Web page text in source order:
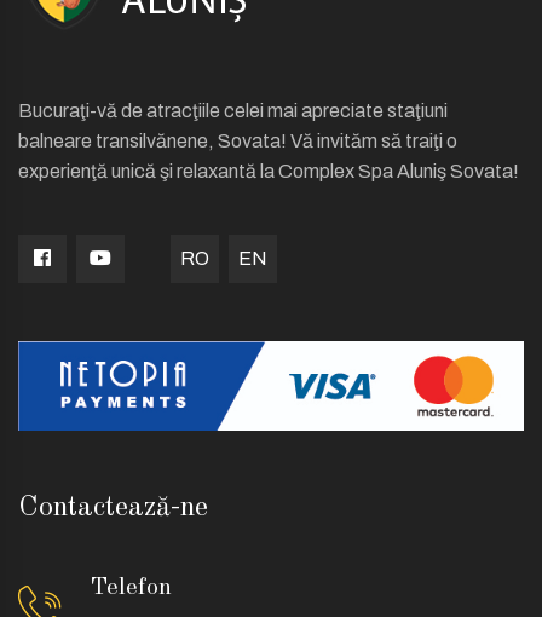
Bucuraţi-vă de atracţiile celei mai apreciate staţiuni
balneare transilvănene, Sovata! Vă invităm să traiţi o
experienţă unică şi relaxantă la Complex Spa Aluniş Sovata!
RO EN
Contactează-ne
Telefon